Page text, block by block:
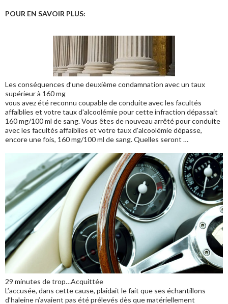
POUR EN SAVOIR PLUS:
Les conséquences d’une deuxième condamnation avec un taux
supérieur à 160 mg
vous avez été reconnu coupable de conduite avec les facultés
affaiblies et votre taux d'alcoolémie pour cette infraction dépassait
160 mg/100 ml de sang. Vous êtes de nouveau arrêté pour conduite
avec les facultés affaiblies et votre taux d'alcoolémie dépasse,
encore une fois, 160 mg/100 ml de sang. Quelles seront …
29 minutes de trop…Acquittée
L’accusée, dans cette cause, plaidait le fait que ses échantillons
d’haleine n’avaient pas été prélevés dès que matériellement